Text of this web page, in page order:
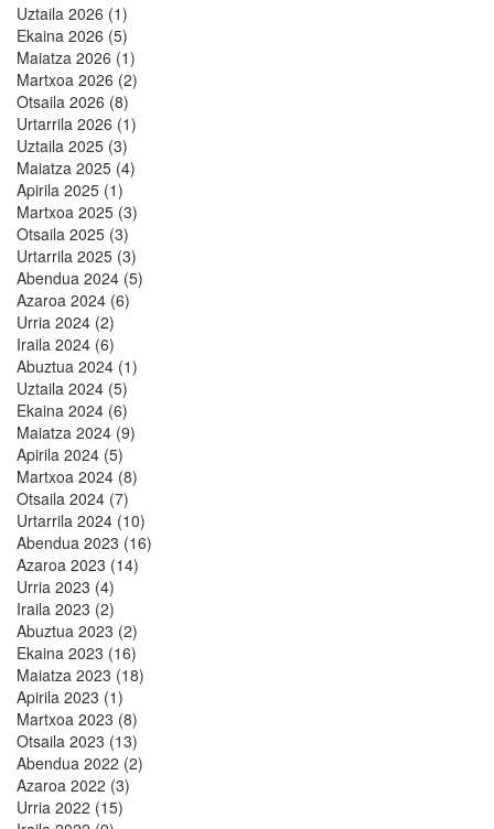
Uztaila 2026 (1)
Ekaina 2026 (5)
Maiatza 2026 (1)
Martxoa 2026 (2)
Otsaila 2026 (8)
Urtarrila 2026 (1)
Uztaila 2025 (3)
Maiatza 2025 (4)
Apirila 2025 (1)
Martxoa 2025 (3)
Otsaila 2025 (3)
Urtarrila 2025 (3)
Abendua 2024 (5)
Azaroa 2024 (6)
Urria 2024 (2)
Iraila 2024 (6)
Abuztua 2024 (1)
Uztaila 2024 (5)
Ekaina 2024 (6)
Maiatza 2024 (9)
Apirila 2024 (5)
Martxoa 2024 (8)
Otsaila 2024 (7)
Urtarrila 2024 (10)
Abendua 2023 (16)
Azaroa 2023 (14)
Urria 2023 (4)
Iraila 2023 (2)
Abuztua 2023 (2)
Ekaina 2023 (16)
Maiatza 2023 (18)
Apirila 2023 (1)
Martxoa 2023 (8)
Otsaila 2023 (13)
Abendua 2022 (2)
Azaroa 2022 (3)
Urria 2022 (15)